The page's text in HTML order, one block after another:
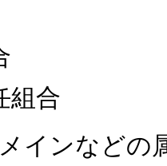
組合
インなどの